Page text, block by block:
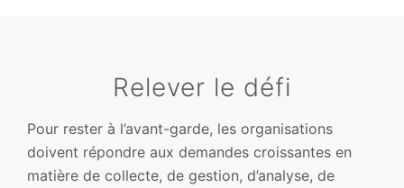
Relever le défi
Pour rester à l’avant-garde, les organisations
doivent répondre aux demandes croissantes en
matière de collecte, de gestion, d’analyse, de